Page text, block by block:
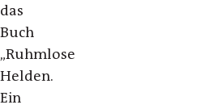
das
Buch
„Ruhmlose
Helden.
Ein